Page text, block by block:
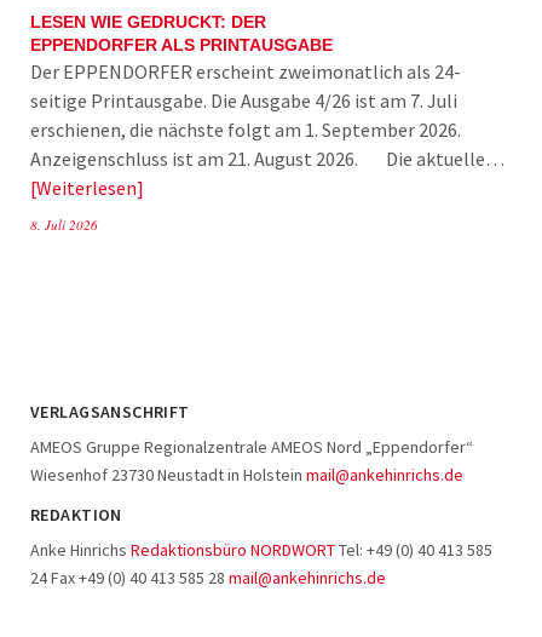
LESEN WIE GEDRUCKT: DER
EPPENDORFER ALS PRINTAUSGABE
Der EPPENDORFER erscheint zweimonatlich als 24-
seitige Printausgabe. Die Ausgabe 4/26 ist am 7. Juli
erschienen, die nächste folgt am 1. September 2026.
Anzeigenschluss ist am 21. August 2026. Die aktuelle…
Weiterlesen
8. Juli 2026
VERLAGSANSCHRIFT
AMEOS Gruppe Regionalzentrale AMEOS Nord „Eppendorfer“
Wiesenhof 23730 Neustadt in Holstein mail@ankehinrichs.de
REDAKTION
Anke Hinrichs Redaktionsbüro NORDWORTTel: +49 (0) 40 413 585
24 Fax +49 (0) 40 413 585 28 mail@ankehinrichs.de